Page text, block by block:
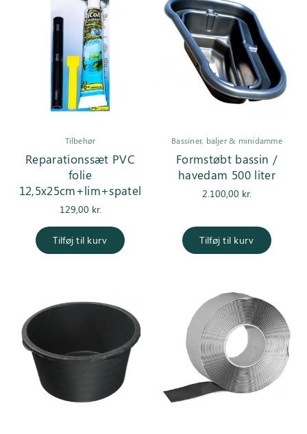
Tilbehør
Reparationssæt PVC
folie
12,5x25cm+lim+spatel
129,00 kr.
Tilføj til kurv
Bassiner, baljer & minidamme
Formstøbt bassin /
havedam 500 liter
2.100,00 kr.
Tilføj til kurv